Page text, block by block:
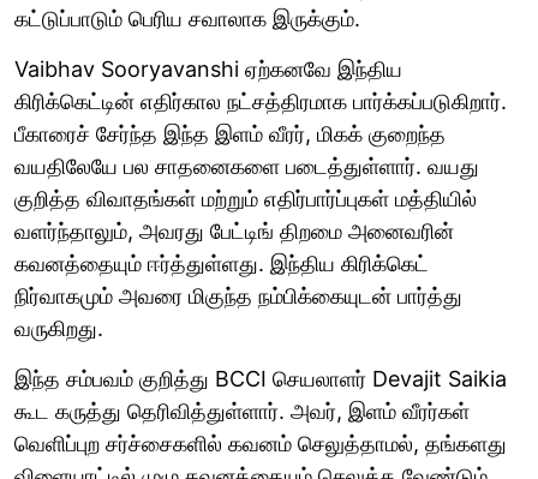
கட்டுப்பாடும் பெரிய சவாலாக இருக்கும்.
Vaibhav Sooryavanshi ஏற்கனவே இந்திய
கிரிக்கெட்டின் எதிர்கால நட்சத்திரமாக பார்க்கப்படுகிறார்.
பீகாரைச் சேர்ந்த இந்த இளம் வீரர், மிகக் குறைந்த
வயதிலேயே பல சாதனைகளை படைத்துள்ளார். வயது
குறித்த விவாதங்கள் மற்றும் எதிர்பார்ப்புகள் மத்தியில்
வளர்ந்தாலும், அவரது பேட்டிங் திறமை அனைவரின்
கவனத்தையும் ஈர்த்துள்ளது. இந்திய கிரிக்கெட்
நிர்வாகமும் அவரை மிகுந்த நம்பிக்கையுடன் பார்த்து
வருகிறது.
இந்த சம்பவம் குறித்து BCCI செயலாளர் Devajit Saikia
கூட கருத்து தெரிவித்துள்ளார். அவர், இளம் வீரர்கள்
வெளிப்புற சர்ச்சைகளில் கவனம் செலுத்தாமல், தங்களது